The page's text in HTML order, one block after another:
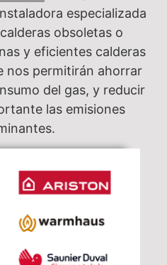
especializada
obsoletas o
y eficientes calderas
nos permitirán ahorrar
del gas, y reducir
las emisiones